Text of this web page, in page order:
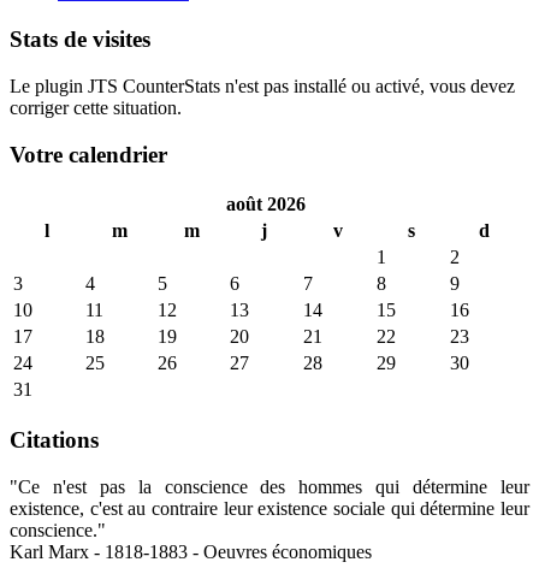
Stats de visites
Le plugin JTS CounterStats n'est pas installé ou activé, vous devez
corriger cette situation.
Votre calendrier
août 2026
l
m m j v s
d
1
2
3
4 5 6 7 8
9
10
11 12 13 14 15
16
17
18 19 20 21 22
23
24
25 26 27 28 29
30
31
Citations
"Ce n'est pas la conscience des hommes qui détermine leur
existence, c'est au contraire leur existence sociale qui détermine leur
conscience."
Karl Marx - 1818-1883 - Oeuvres économiques